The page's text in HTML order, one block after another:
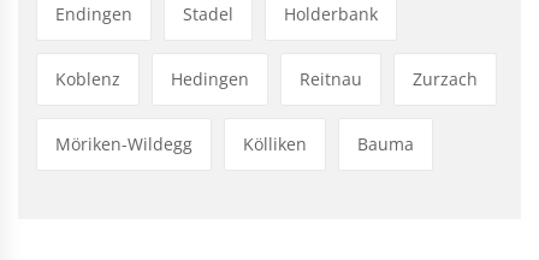
Endingen Stadel Holderbank
Koblenz Hedingen Reitnau Zurzach
Möriken-Wildegg Kölliken Bauma